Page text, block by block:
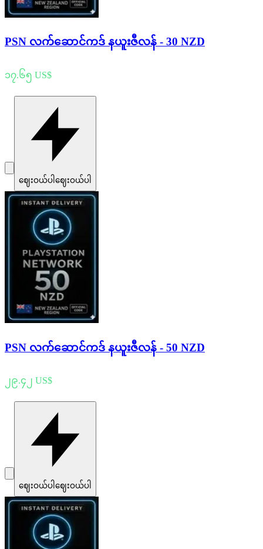
PSN လက်ဆောင်ကဒ် နယူးဇီလန် - 30 NZD
၁၇.၆၅ US$
ဈေးဝယ်ပါ ဈေးဝယ်ပါ
PSN လက်ဆောင်ကဒ် နယူးဇီလန် - 50 NZD
၂၉.၄၂ US$
ဈေးဝယ်ပါ ဈေးဝယ်ပါ